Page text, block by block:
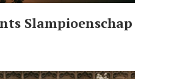
Slampioenschap